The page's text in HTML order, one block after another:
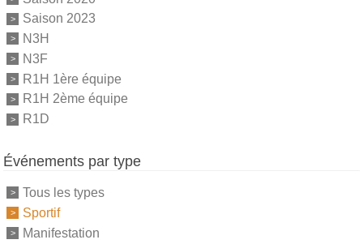
Saison 2023
N3H
N3F
R1H 1ère équipe
R1H 2ème équipe
R1D
Événements par type
Tous les types
Sportif
Manifestation